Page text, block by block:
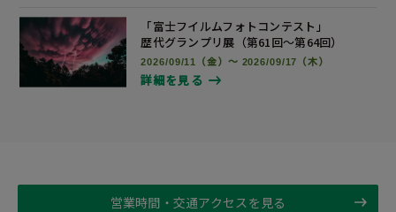
「富士フイルムフォトコンテスト」
歴代グランプリ展 （第61回～第64回）
2026/09/11（金）～ 2026/09/17（木）
詳細を見る
営業時間・交通アクセスを見る